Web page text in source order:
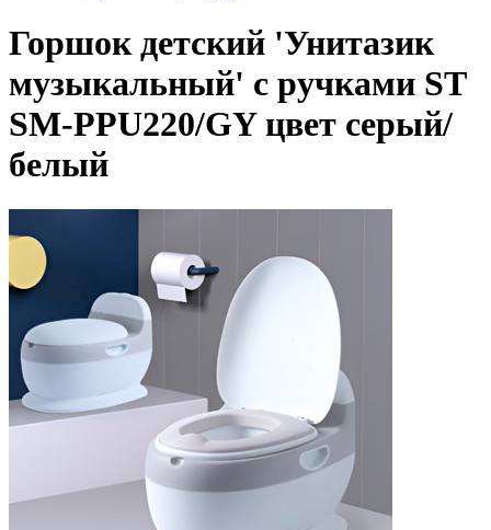
Горшок детский 'Унитазик
музыкальный' с ручками ST
SM-PPU220/GY цвет серый/
белый